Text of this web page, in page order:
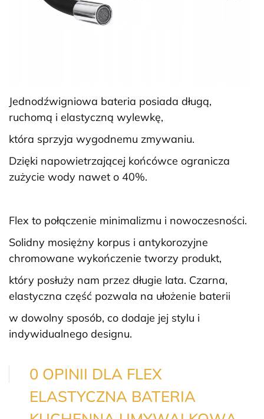
Jednodźwigniowa bateria posiada długą,
ruchomą i elastyczną wylewkę,
która sprzyja wygodnemu zmywaniu.
Dzięki napowietrzającej końcówce ogranicza
zużycie wody nawet o 40%.
Flex to połączenie minimalizmu i nowoczesności.
Solidny mosiężny korpus i antykorozyjne
chromowane wykończenie tworzy produkt,
który posłuży nam przez długie lata. Czarna,
elastyczna część pozwala na ułożenie baterii
w dowolny sposób, co dodaje jej stylu i
indywidualnego designu.
0 OPINII DLA FLEX
ELASTYCZNA BATERIA